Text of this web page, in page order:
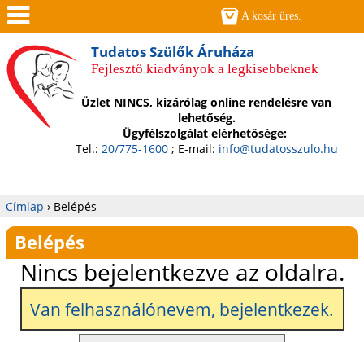
Jump to navigation
Tudatos Szülők Áruháza
Fejlesztő kiadványok a legkisebbeknek
Üzlet NINCS, kizárólag online rendelésre van
lehetőség.
Ügyfélszolgálat elérhetősége:
Tel.: 20/775-1600; E-mail: info@tudatosszulo.hu
Jelenlegi
hely
Címlap › Belépés
Belépés
Nincs bejelentkezve az oldalra.
Van felhasználónevem, bejelentkezek.
A kosár üres.
Men
ü